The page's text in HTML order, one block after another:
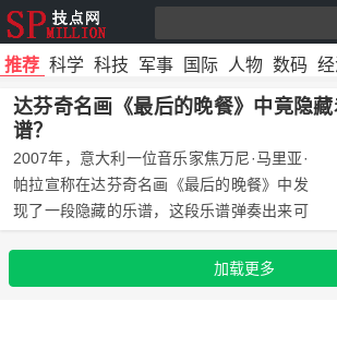
推荐 科学 科技 军事 国际 人物 数码
达芬奇名画《最后的晚餐》中竟隐
谱？
2007年，意大利一位音乐家焦万尼·马里亚·
帕拉宣称在达芬奇名画《最后的晚餐》中发
现了一段隐藏的乐谱，这段乐谱弹奏出来可
加载更多